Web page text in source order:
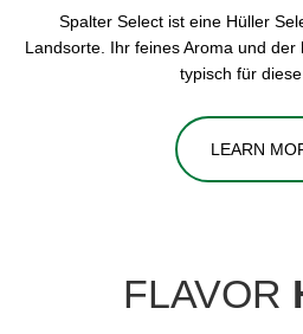
Spalter Select ist eine Hüller
Landsorte. Ihr feines Aroma und
typisch für diese
LEARN
FLAVOR